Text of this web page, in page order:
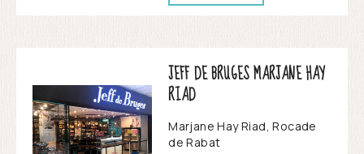
JEFF DE BRUGES MARJANE HAY
RIAD
Marjane Hay Riad, Rocade
de Rabat